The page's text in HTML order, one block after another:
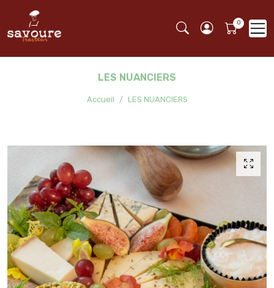
LES NUANCIERS
Accueil LES NUANCIERS